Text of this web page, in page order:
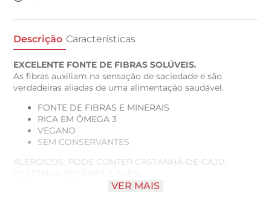
Descrição Características
EXCELENTE FONTE DE FIBRAS SOLÚVEIS.
As fibras auxiliam na sensação de saciedade e são
verdadeiras aliadas de uma alimentação saudável.
FONTE DE FIBRAS E MINERAIS
RICA EM ÔMEGA 3
VEGANO
SEM CONSERVANTES
ALÉRGICOS: PODE CONTER CASTANHA-DE-CAJU,
VER MAIS